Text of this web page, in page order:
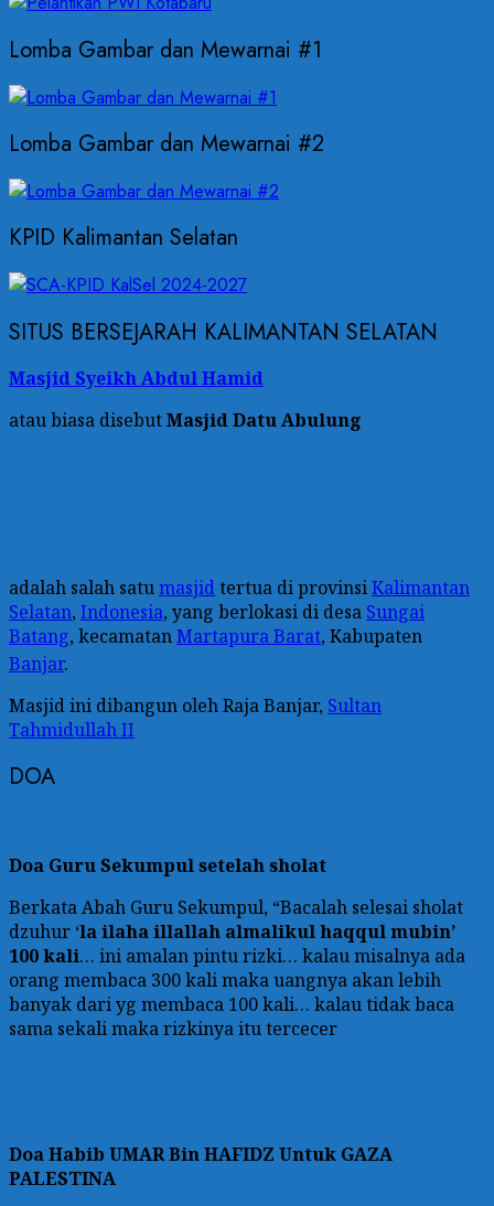
Lomba Gambar dan Mewarnai #1
Lomba Gambar dan Mewarnai #2
KPID Kalimantan Selatan
SITUS BERSEJARAH KALIMANTAN SELATAN
Masjid Syeikh Abdul Hamid
atau biasa disebutMasjid Datu Abulung
adalah salah satumasjidtertua di provinsiKalimantan
Selatan, Indonesia, yang berlokasi di desa Sungai
Batang, kecamatanMartapura Barat, Kabupaten
Banjar.
Masjid ini dibangun oleh Raja Banjar, Sultan
Tahmidullah II
DOA
Doa Guru Sekumpul setelah sholat
Berkata Abah Guru Sekumpul, “Bacalah selesai sholat
dzuhur ‘la ilaha illallah almalikul haqqul mubin’
100 kali… ini amalan pintu rizki… kalau misalnya ada
orang membaca 300 kali maka uangnya akan lebih
banyak dari yg membaca 100 kali… kalau tidak baca
sama sekali maka rizkinya itu tercecer
DoaHabib UMAR Bin HAFIDZ Untuk GAZA
PALESTINA